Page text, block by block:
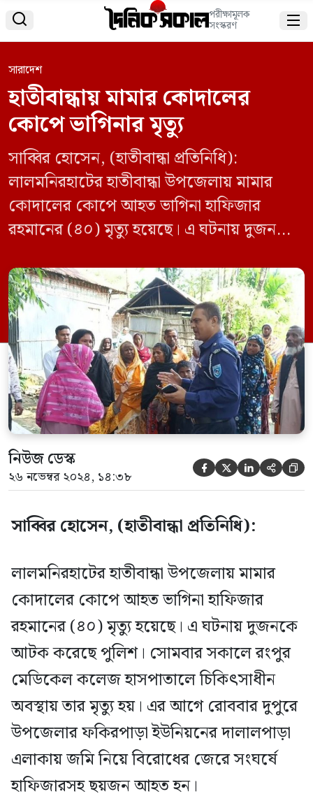
 পরীক্ষামূলক
সংস্করণ 
সারাদেশ
হাতীবান্ধায় মামার কোদালের
কোপে ভাগিনার মৃত্যু
সাব্বির হোসেন, (হাতীবান্ধা প্রতিনিধি):
লালমনিরহাটের হাতীবান্ধা উপজেলায় মামার
কোদালের কোপে আহত ভাগিনা হাফিজার
রহমানের (৪০) মৃত্যু হয়েছে। এ ঘটনায় দুজনকে
মেডিকেল কলেজ হাসপাতালে চিকিৎসাধীন
অবস্থায় তার মৃত্যু হয়। এর আগে রোববার দুপুরে
উপজেলার ফকিরপাড়া ইউনিয়নের দালালপাড়া
এলাকায় জমি নিয়ে বিরোধের জেরে সংঘর্ষে
হাফিজারসহ ছয়জন আহত হন। মৃত হাফিজার
রহমান […]
নিউজ ডেস্ক
২৬ নভেম্বর ২০২৪, ১৪:৩৮     
সাব্বির হোসেন, (হাতীবান্ধা প্রতিনিধি):
লালমনিরহাটের হাতীবান্ধা উপজেলায় মামার
কোদালের কোপে আহত ভাগিনা হাফিজার
রহমানের (৪০) মৃত্যু হয়েছে। এ ঘটনায় দুজনকে
আটক করেছে পুলিশ। সোমবার সকালে রংপুর
মেডিকেল কলেজ হাসপাতালে চিকিৎসাধীন
অবস্থায় তার মৃত্যু হয়। এর আগে রোববার দুপুরে
উপজেলার ফকিরপাড়া ইউনিয়নের দালালপাড়া
এলাকায় জমি নিয়ে বিরোধের জেরে সংঘর্ষে
হাফিজারসহ ছয়জন আহত হন।